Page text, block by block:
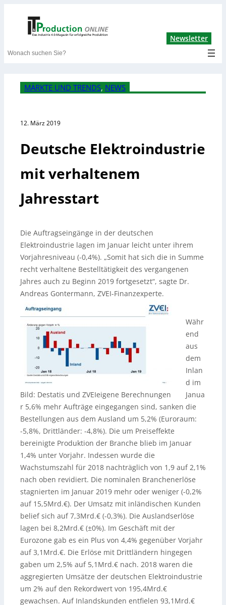
Newsletter
Search
MÄRKTE UND TRENDS, NEWS
12. März 2019
Deutsche Elektroindustrie
mit verhaltenem
Jahresstart
Die Auftragseingänge in der deutschen
Elektroindustrie lagen im Januar leicht unter ihrem
Vorjahresniveau (-0,4%). „Somit hat sich die in Summe
recht verhaltene Bestelltätigkeit des vergangenen
Jahres auch zu Beginn 2019 fortgesetzt“, sagte Dr.
Andreas Gontermann, ZVEI-Finanzexperte.
Bild: Destatis und ZVEIeigene Berechnungen
Währ
end
aus
dem
Inlan
d im
Janua
r 5,6% mehr Aufträge eingegangen sind, sanken die
Bestellungen aus dem Ausland um 5,2% (Euroraum:
-5,8%, Drittländer: -4,8%). Die um Preiseffekte
bereinigte Produktion der Branche blieb im Januar
1,4% unter Vorjahr. Indessen wurde die
Wachstumszahl für 2018 nachträglich von 1,9 auf 2,1%
nach oben revidiert. Die nominalen Branchenerlöse
stagnierten im Januar 2019 mehr oder weniger (-0,2%
auf 15,5Mrd.€). Der Umsatz mit inländischen Kunden
belief sich auf 7,3Mrd.€ (-0,3%). Die Auslandserlöse
lagen bei 8,2Mrd.€ (±0%). Im Geschäft mit der
Eurozone gab es ein Plus von 4,4% gegenüber Vorjahr
auf 3,1Mrd.€. Die Erlöse mit Drittländern hingegen
gaben um 2,5% auf 5,1Mrd.€ nach. 2018 waren die
aggregierten Umsätze der deutschen Elektroindustrie
um 2% auf den Rekordwert von 195,4Mrd.€
gewachsen. Auf Inlandskunden entfielen 93,1Mrd.€